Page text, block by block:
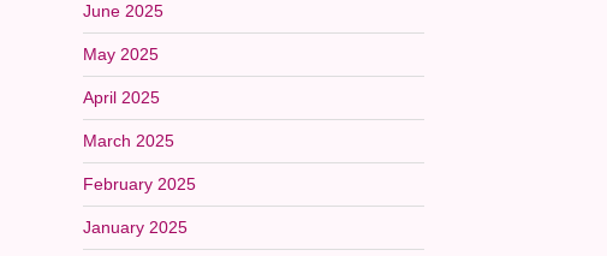
June 2025
May 2025
April 2025
March 2025
February 2025
January 2025